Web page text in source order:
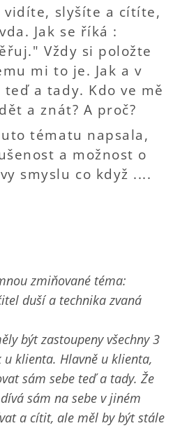
vidíte, slyšíte a cítíte,
Jak se říká :
Vždy si položte
mi to je. Jak a v
a tady. Kdo ve mě
a znát? A proč?
tématu napsala,
a možnost o
smyslu co když ....
zmiňované téma:
duší a technika zvaná
být zastoupeny všechny 3
u klienta. Hlavně u klienta,
sám sebe teď a tady. Že
sám na sebe v jiném
a cítit, ale měl by být stále